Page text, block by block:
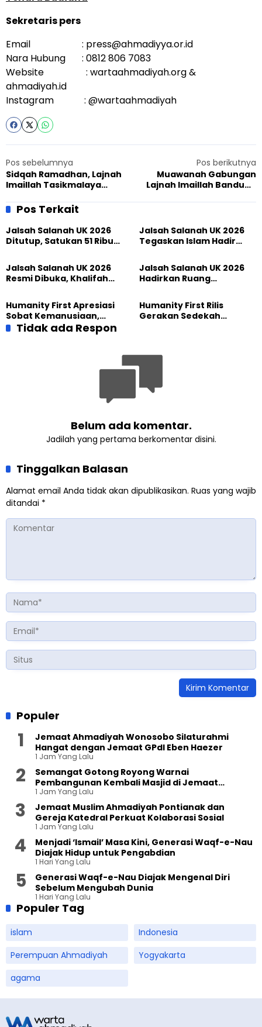
Sekretaris pers
Email : press@ahmadiyya.or.id
Nara Hubung : 0812 806 7083
Website : wartaahmadiyah.org &
ahmadiyah.id
Instagram : @wartaahmadiyah
Pos sebelumnya
Sidqah Ramadhan, Lajnah
Imaillah Tasikmalaya
Warga Sekitar
Pos berikutnya
Muawanah Gabungan
Lajnah Imaillah Bandung
Pos Terkait
Jalsah Salanah UK 2026
Ditutup, Satukan 51 Ribu
Jalsah Salanah UK 2026
Tegaskan Islam Hadir
Perdamaian, dan
Pengabdian
Jalsah Salanah UK 2026
Resmi Dibuka, Khalifah
Wujudkan Iman dalam
Perubahan Nyata
Jalsah Salanah UK 2026
Hadirkan Ruang
Tokoh Indonesia Turut
Ambil Bagian
Humanity First Apresiasi
Sobat Kemanusiaan,
Sedekah yang
Menghadirkan Harapan
Humanity First Rilis
Gerakan Sedekah
Tidak ada Respon
Belum ada komentar.
Jadilah yang pertama berkomentar disini.
Tinggalkan Balasan
Alamat email Anda tidak akan dipublikasikan. Ruas yang wajib
ditandai *
Populer
Jemaat Ahmadiyah Wonosobo Silaturahmi
Hangat dengan Jemaat GPdI Eben Haezer
1 Jam Yang Lalu
Semangat Gotong Royong Warnai
Pembangunan Kembali Masjid di Jemaat
Ahmadiyah Sukapura
1 Jam Yang Lalu
Jemaat Muslim Ahmadiyah Pontianak dan
Gereja Katedral Perkuat Kolaborasi Sosial
1 Jam Yang Lalu
Menjadi ‘Ismail’ Masa Kini, Generasi Waqf-e-Nau
Diajak Hidup untuk Pengabdian
1 Hari Yang Lalu
Generasi Waqf-e-Nau Diajak Mengenal Diri
Sebelum Mengubah Dunia
1 Hari Yang Lalu
Populer Tag
islam
Indonesia
Perempuan Ahmadiyah
Yogyakarta
agama